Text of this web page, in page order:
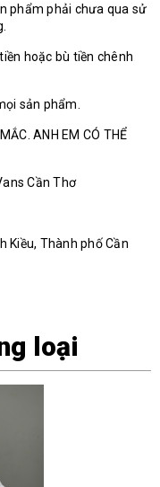
phẩm phải chưa qua sử
hoặc bù tiền chênh
sản phẩm.
ANH EM CÓ THỂ
Cần Thơ
Kiều, Thành phố Cần
loại